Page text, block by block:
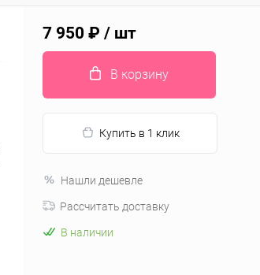
7 950 ₽ / шт
В корзину
Купить в 1 клик
Нашли дешевле
Рассчитать доставку
В наличии